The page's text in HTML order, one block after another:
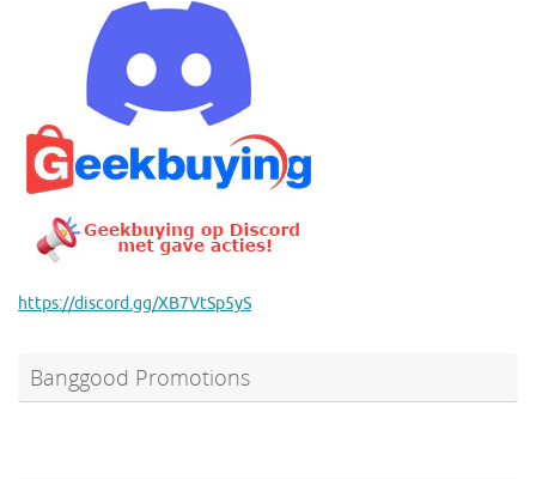
https://discord.gg/XB7VtSp5yS
Banggood Promotions